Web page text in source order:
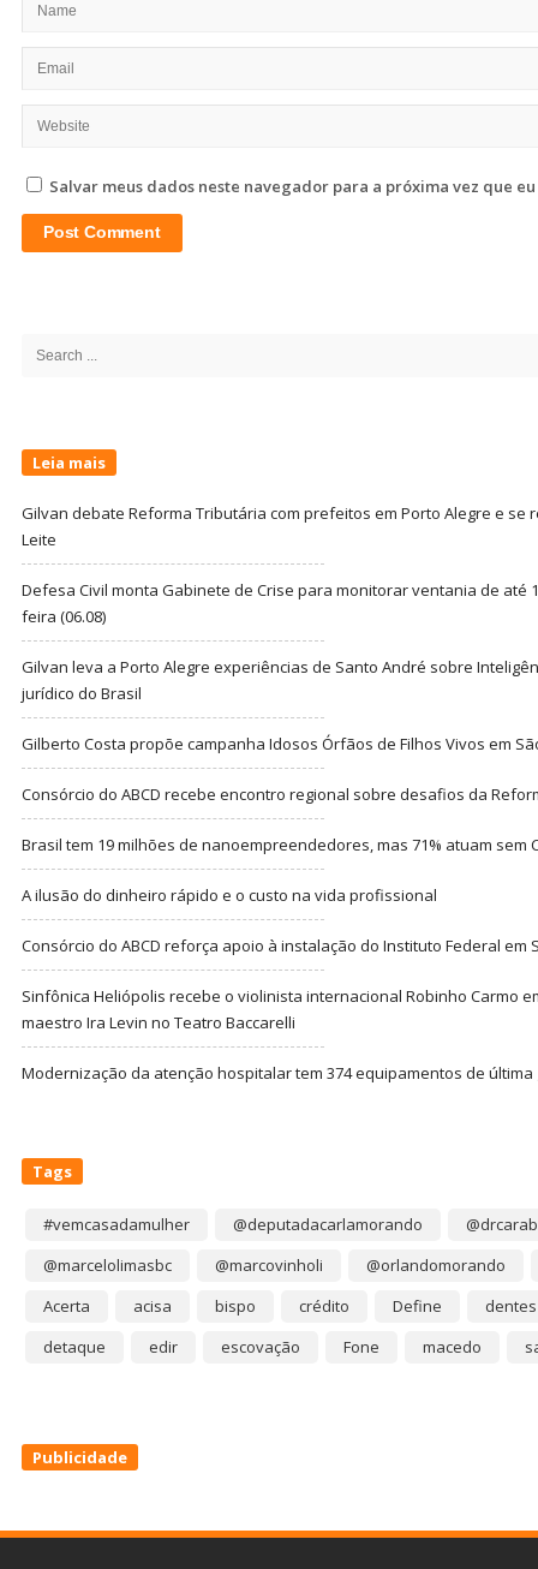
Salvar meus dados neste navegador para a próxima vez que
Search
Leia mais
Gilvan debate Reforma Tributária com prefeitos em Porto Alegre e se
Leite
Defesa Civil monta Gabinete de Crise para monitorar ventania de até
feira (06.08)
Gilvan leva a Porto Alegre experiências de Santo André sobre
jurídico do Brasil
Gilberto Costa propõe campanha Idosos Órfãos de Filhos Vivos em
Consórcio do ABCD recebe encontro regional sobre desafios da
Brasil tem 19 milhões de nanoempreendedores, mas 71% atuam sem
A ilusão do dinheiro rápido e o custo na vida profissional
Consórcio do ABCD reforça apoio à instalação do Instituto Federal em
Sinfônica Heliópolis recebe o violinista internacional Robinho Carmo
maestro Ira Levin no Teatro Baccarelli
Modernização da atenção hospitalar tem 374 equipamentos de última
Tags
#vemcasadamulher @deputadacarlamorando
@marcelolimasbc
@marcovinholi
@orlandomorando
Acerta
acisa bispo crédito Define
dentes
detaque
edir escovação Fone macedo
Publicidade